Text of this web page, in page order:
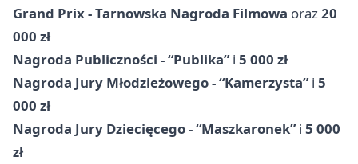
Grand Prix - Tarnowska Nagroda Filmowa oraz20
000 zł
Nagroda Publiczności - “Publika”i 5 000 zł
Nagroda Jury Młodzieżowego - “Kamerzysta”i 5
000 zł
Nagroda Jury Dziecięcego - “Maszkaronek”i 5 000
zł